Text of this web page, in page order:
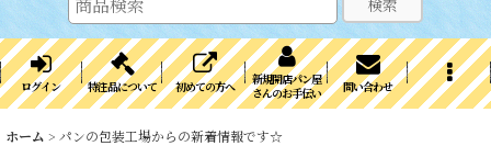
検索
ログイン 特注品について 初めての方へ
新規開店パン屋
さんのお手伝い
問い合わせ
ホーム > パンの包装工場からの新着情報です☆